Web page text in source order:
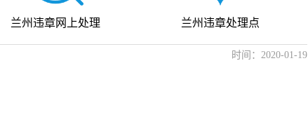
兰州违章网上处理 兰州违章处理点
时间：2020-01-19